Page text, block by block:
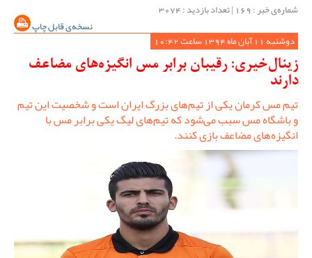
شماره‌ی خبر : ‌169 | تعداد بازدید : 3074
نسخه‌ی قابل چاپ
دوشنبه 11 آبان ماه 1394 ساعت 10:42
زینال‌خیری: رقیبان برابر مس انگیزه‌های مضاعف
دارند
تیم مس کرمان یکی از تیم‌های بزرگ ایران است و شخصیت این تیم
و باشگاه مس سبب می‌شود که تیم‌های لیگ یکی برابر مس با
انگیزه‌های مضاعف بازی کنند.